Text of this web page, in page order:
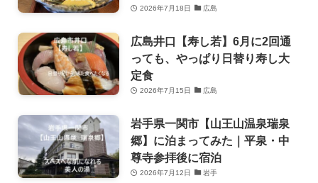
2026年7月18日 広島
広島井口【寿し若】6月に2回通
っても、やっぱり日替り寿し大
定食
2026年7月15日 広島
岩手県一関市【山王山温泉瑞泉
郷】に泊まってみた｜平泉・中
尊寺参拝後に宿泊
2026年7月12日 岩手